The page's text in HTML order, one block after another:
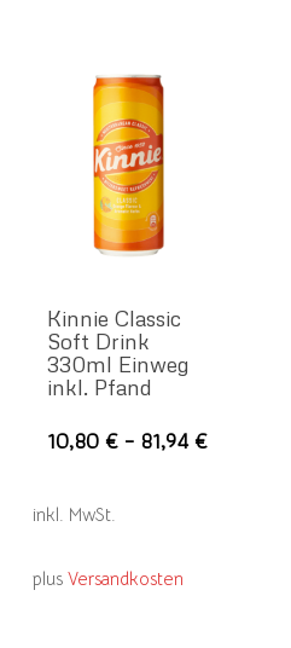
Kinnie Classic
Soft Drink
330ml Einweg
inkl. Pfand
10,80€ – 81,94€
inkl. MwSt.
plusVersandkosten